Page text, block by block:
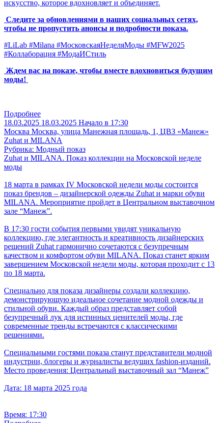
искусство, которое вдохновляет и объединяет.
Следите за обновлениями в наших социальных сетях,
чтобы не пропустить анонсы и подробности показа.
#LiLab #Milana #МосковскаяНеделяМоды #MFW2025
#Коллаборация #МодаИСтиль
Ждем вас на показе, чтобы вместе вдохновиться будущим
моды!
Подробнее
18.03.2025 18.03.2025 Начало в 17:30
Москва Москва, улица Манежная площадь, 1, ЦВЗ «Манеж»
Zuhat и MILANA
Рубрика: Модный показ
Zuhat и MILANA. Показ коллекции на Московской неделе
моды
18 марта в рамках IV Московской недели моды состоится
показ брендов – дизайнерской одежды Zuhat и марки обуви
MILANA. Мероприятие пройдет в Центральном выставочном
зале “Манеж”.
В 17:30 гости события первыми увидят уникальную
коллекцию, где элегантность и креативность дизайнерских
решений Zuhat гармонично сочетаются с безупречным
качеством и комфортом обуви MILANA. Показ станет ярким
завершением Московской недели моды, которая проходит с 13
по 18 марта.
Специально для показа дизайнеры создали коллекцию,
демонстрирующую идеальное сочетание модной одежды и
стильной обуви. Каждый образ представляет собой
безупречный лук для истинных ценителей моды, где
современные тренды встречаются с классическими
решениями.
Специальными гостями показа станут представители модной
индустрии, блогеры и журналисты ведущих fashion-изданий.
Место проведения: Центральный выставочный зал “Манеж”
Дата: 18 марта 2025 года
Время: 17:30